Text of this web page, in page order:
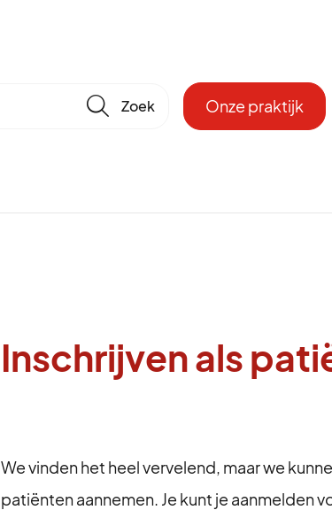
🔎 Onze praktijk
Inschrijven als
We vinden het heel vervelend, maar we
patiënten aannemen. Je kunt je aanmelden